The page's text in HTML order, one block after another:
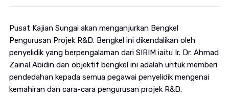
Pusat Kajian Sungai akan menganjurkan Bengkel
Pengurusan Projek R&D. Bengkel ini dikendalikan oleh
penyelidik yang berpengalaman dari SIRIM iaitu Ir. Dr. Ahmad
Zainal Abidin dan objektif bengkel ini adalah untuk memberi
pendedahan kepada semua pegawai penyelidik mengenai
kemahiran dan cara-cara pengurusan projek R&D.